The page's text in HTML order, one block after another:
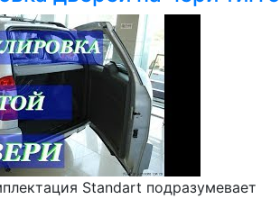
Standart подразумевает